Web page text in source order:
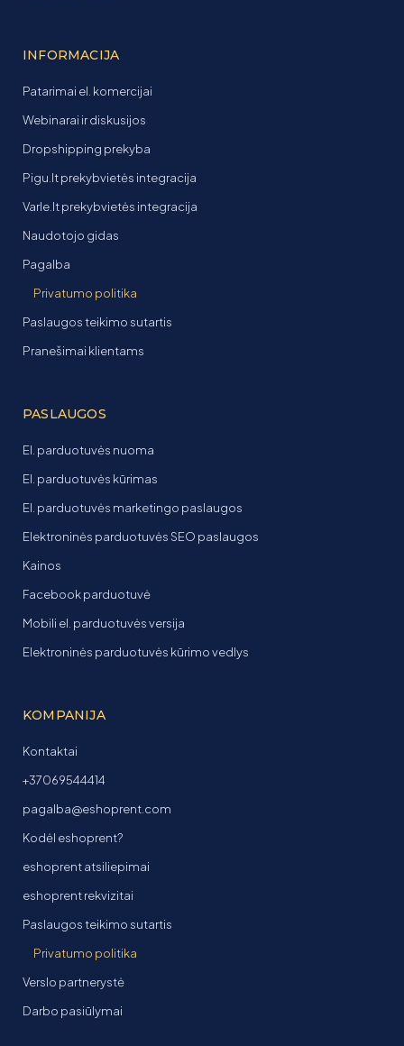
INFORMACIJA
Patarimai el. komercijai
Webinarai ir diskusijos
Dropshipping prekyba
Pigu.lt prekybvietės integracija
Varle.lt prekybvietės integracija
Naudotojo gidas
Pagalba
Privatumo politika
Paslaugos teikimo sutartis
Pranešimai klientams
PASLAUGOS
El. parduotuvės nuoma
El. parduotuvės kūrimas
El. parduotuvės marketingo paslaugos
Elektroninės parduotuvės SEO paslaugos
Kainos
Facebook parduotuvė
Mobili el. parduotuvės versija
Elektroninės parduotuvės kūrimo vedlys
KOMPANIJA
Kontaktai
+37069544414
pagalba@eshoprent.com
Kodėl eshoprent?
eshoprent atsiliepimai
eshoprent rekvizitai
Paslaugos teikimo sutartis
Privatumo politika
Verslo partnerystė
Darbo pasiūlymai